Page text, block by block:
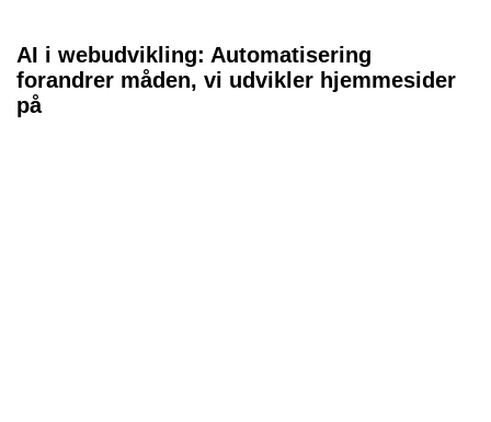
AI i webudvikling: Automatisering
forandrer måden, vi udvikler hjemmesider
på